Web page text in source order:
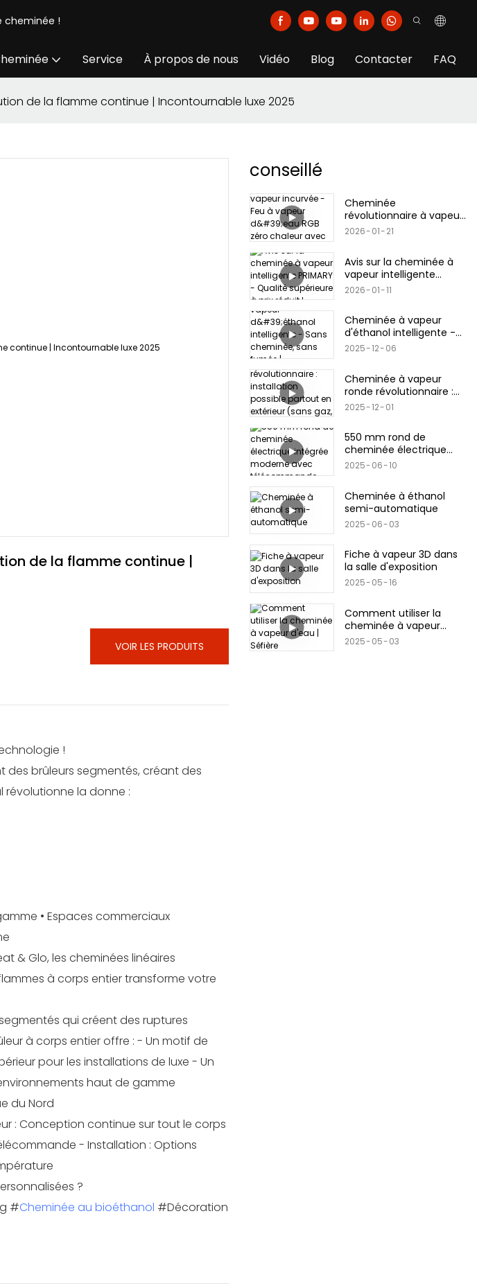
cheminée !
Service À propos de nous Vidéo Blog Contacter FAQ
de la flamme continue | Incontournable luxe 2025
de la flamme continue |
VOIR LES PRODUITS
!
des brûleurs segmentés, créant des
révolutionne la donne :
• Espaces commerciaux
& Glo, les cheminées linéaires
à corps entier transforme votre
segmentés qui créent des ruptures
à corps entier offre : - Un motif de
pour les installations de luxe - Un
haut de gamme
du Nord
: Conception continue sur tout le corps
- Installation : Options
?
#Cheminée au bioéthanol #Décoration
conseillé
Cheminée
révolutionnaire à vapeur
incurvée - Feu à vapeur
ultrasonique
2026 01 21
Avis sur la cheminée à
vapeur intelligente
PRIMARY - Qualité
2026 01 11
Cheminée à vapeur
d'éthanol intelligente -
Sans cheminée, sans
2025 12 06
Cheminée à vapeur
ronde révolutionnaire :
installation possible
sans limites)
2025 12 01
550 mm rond de
cheminée électrique
intégrée moderne avec
2025 06 10
Cheminée à éthanol
semi-automatique
2025 06 03
Fiche à vapeur 3D dans
la salle d'exposition
2025 05 16
Comment utiliser la
cheminée à vapeur
d'eau | Séfière
2025 05 03